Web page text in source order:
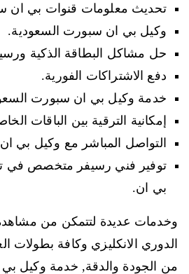
تحديث معلومات قنوات بي ان
وكيل بي ان سبورت السعودية.
حل مشاكل البطاقة الذكية
دفع الاشتراكات الفورية.
خدمة وكيل بي ان سبورت
إمكانية الترقية بين الباقات
التواصل المباشر مع وكيل بي
توفير فني رسيفر متخصص في
بي ان.
وخدمات عديدة لتتمكن من
الدوري الانكليزي وكافة بطولات
من الجودة والدقة, خدمة وكيل